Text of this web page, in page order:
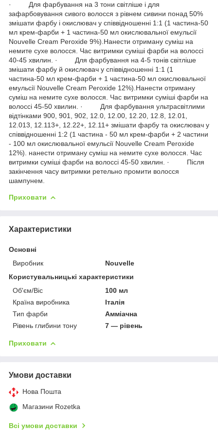
· Для фарбування на 3 тони світліше і для
зафарбовування сивого волосся з рівнем сивини понад 50%
змішати фарбу і окислювач у співвідношенні 1:1 (1 частина-50
мл крем-фарби + 1 частина-50 мл окислювальної емульсії
Nouvelle Cream Peroxide 9%).Нанести отриману суміш на
немите сухе волосся. Час витримки суміші фарби на волоссі
40-45 хвилин. · Для фарбування на 4-5 тонів світліше
змішати фарбу й окислювач у співвідношенні 1:1 (1
частина-50 мл крем-фарби + 1 частина-50 мл окислювальної
емульсії Nouvelle Cream Peroxide 12%).Нанести отриману
суміш на немите сухе волосся. Час витримки суміші фарби на
волоссі 45-50 хвилин. · Для фарбування ультрасвітлими
відтінками 900, 901, 902, 12.0, 12.00, 12.20, 12.8, 12.01,
12.013, 12.113+, 12.22+, 12.11+ змішати фарбу та окислювач у
співвідношенні 1:2 (1 частина - 50 мл крем-фарби + 2 частини
- 100 мл окислювальної емульсії Nouvelle Cream Peroxide
12%). нанести отриману суміш на немите сухе волосся. Час
витримки суміші фарби на волоссі 45-50 хвилин. · Після
закінчення часу витримки ретельно промити волосся
шампунем.
Приховати
Характеристики
Основні
Виробник
Nouvelle
Користувальницькі характеристики
Об'єм/Віс
100 мл
Країна виробника
Італія
Тип фарби
Амміачна
Рівень глибини тону
7 — рівень
Приховати
Умови доставки
Нова Пошта
Магазини Rozetka
Всі умови доставки